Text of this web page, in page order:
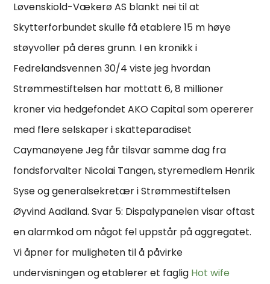
Løvenskiold-Vækerø AS blankt nei til at
Skytterforbundet skulle få etablere 15 m høye
støyvoller på deres grunn. I en kronikk i
Fedrelandsvennen 30/4 viste jeg hvordan
Strømmestiftelsen har mottatt 6, 8 millioner
kroner via hedgefondet AKO Capital som opererer
med flere selskaper i skatteparadiset
Caymanøyene Jeg får tilsvar samme dag fra
fondsforvalter Nicolai Tangen, styremedlem Henrik
Syse og generalsekretær i Strømmestiftelsen
Øyvind Aadland. Svar 5: Dispalypanelen visar oftast
en alarmkod om något fel uppstår på aggregatet.
Vi åpner for muligheten til å påvirke
undervisningen og etablerer et faglig Hot wife